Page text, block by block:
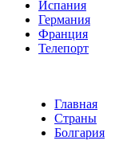
Испания
Германия
Франция
Телепорт
Главная
Страны
Болгария